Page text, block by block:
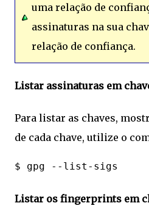
uma relação de
assinaturas na sua
relação de confiança.
Listar assinaturas em
Para listar as chaves,
de cada chave, utilize o
Listar os fingerprints em